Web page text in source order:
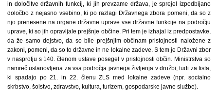
in določitve državnih funkcij, ki jih prevzame država, je sprejel izpodbijano
določbo z nejasno vsebino, ki po razlagi Državnega zbora pomeni, da so z
njo prenesene na organe državne uprave vse državne funkcije na področju
uprave, ki so jih opravljale prejšnje občine. Pri tem je izhajal iz predpostavke,
da že samo dejstvo, da so bile prejšnjim občinam pristojnosti naložene z
zakoni, pomeni, da so to državne in ne lokalne zadeve. S tem je Državni zbor
v nasprotju s 140. členom ustave posegel v pristojnosti občin. Ministrstva so
namreč ustanovljena za vsa področja javnega življenja v družbi, tudi za tista,
ki spadajo po 21. in 22. členu ZLS med lokalne zadeve (npr. socialno
skrbstvo, šolstvo, zdravstvo, kultura, turizem, gospodarske javne službe).